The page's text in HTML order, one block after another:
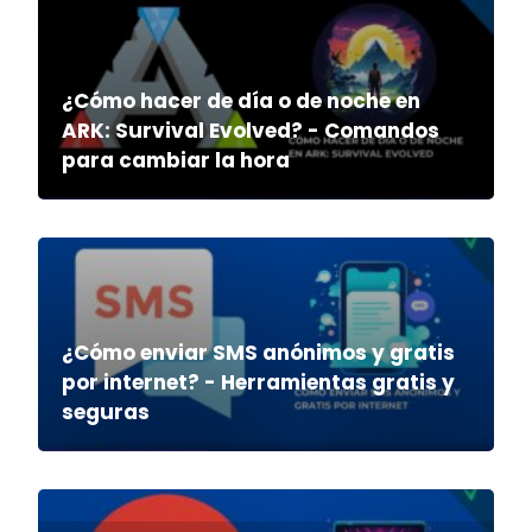
¿Cómo hacer de día o de noche en
ARK: Survival Evolved? - Comandos
para cambiar la hora
¿Cómo enviar SMS anónimos y gratis
por internet? - Herramientas gratis y
seguras